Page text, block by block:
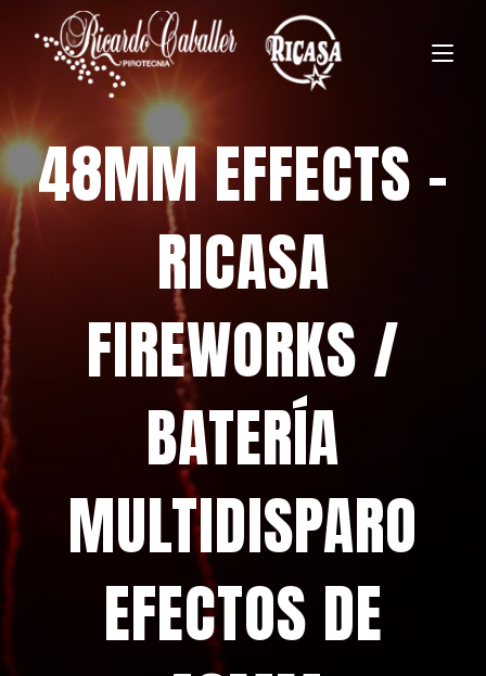
48MM EFFECTS –
RICASA
FIREWORKS /
BATERÍA
MULTIDISPARO
EFECTOS DE